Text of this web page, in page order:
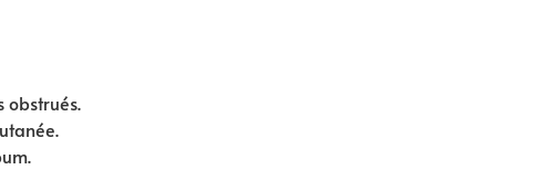
obstrués.